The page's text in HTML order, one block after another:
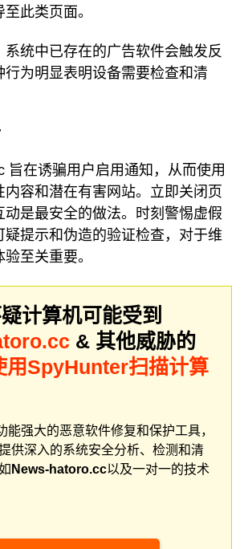
此类页面。
系统中已存在的广告软件会触发反
行为明显表明设备需要检查和清
旨在诱骗用户启用通知，从而使用
内容和潜在有害网站。立即关闭页
动是最安全的做法。时刻警惕虚假
疑提示和伪造的验证检查，对于维
至关重要。
计算机可能受到
& 其他威胁的
用SpyHunter扫描计算
能强大的恶意软件修复和保护工具，
供深入的系统安全分析、检测和清
News-hatoro.cc以及一对一的技术